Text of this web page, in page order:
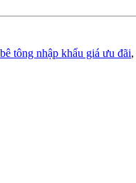
tông nhập khẩu giá ưu đãi,